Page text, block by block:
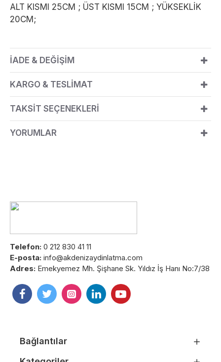
ALT KISMI 25CM ; ÜST KISMI 15CM ; YÜKSEKLİK
20CM;
İADE & DEĞİŞİM
KARGO & TESLİMAT
TAKSİT SEÇENEKLERİ
YORUMLAR
Telefon: 0 212 830 41 11
E-posta: info@akdenizaydinlatma.com
Adres: Emekyemez Mh. Şişhane Sk. Yıldız İş Hanı No:7/38
Bağlantılar